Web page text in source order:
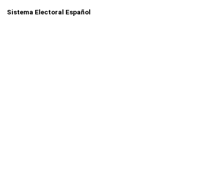
Sistema Electoral Español